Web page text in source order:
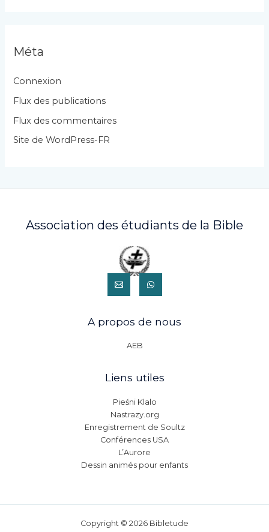
g
r
i
e
Méta
Connexion
Flux des publications
Flux des commentaires
Site de WordPress-FR
Association des étudiants de la Bible
A propos de nous
AEB
Liens utiles
Pieśni Klalo
Nastrazy.org
Enregistrement de Soultz
Conférences USA
L’Aurore
Dessin animés pour enfants
Copyright © 2026 Bibletude